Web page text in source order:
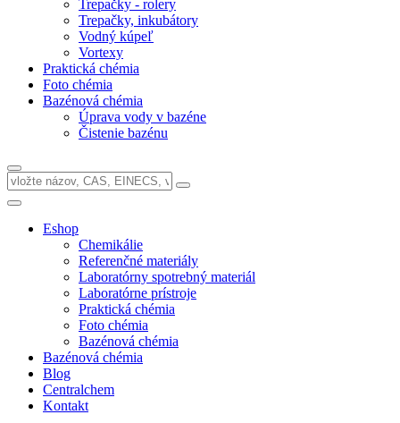
Trepačky - rolery
Trepačky, inkubátory
Vodný kúpeľ
Vortexy
Praktická chémia
Foto chémia
Bazénová chémia
Úprava vody v bazéne
Čistenie bazénu
Eshop
Chemikálie
Referenčné materiály
Laboratórny spotrebný materiál
Laboratórne prístroje
Praktická chémia
Foto chémia
Bazénová chémia
Bazénová chémia
Blog
Centralchem
Kontakt